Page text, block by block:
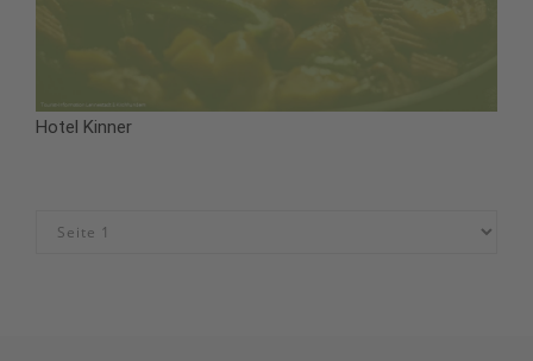
Hotel Kinner